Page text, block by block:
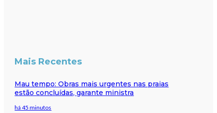
Mais Recentes
Mau tempo: Obras mais urgentes nas praias
estão concluídas, garante ministra
há 45 minutos